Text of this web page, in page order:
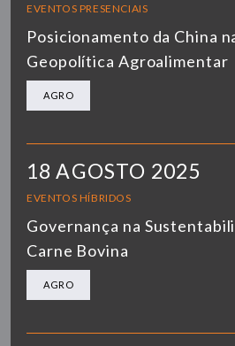
EVENTOS PRESENCIAIS
Posicionamento da China
Geopolítica Agroalimentar
AGRO
18 AGOSTO 2025
EVENTOS HÍBRIDOS
Governança na
Carne Bovina
AGRO